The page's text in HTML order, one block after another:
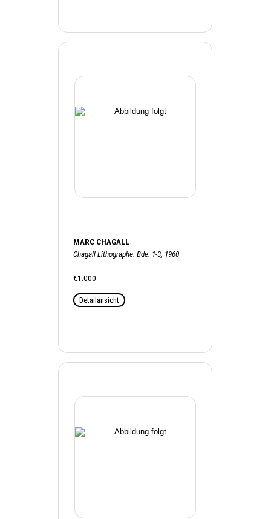
MARC CHAGALL
Chagall Lithographe. Bde. 1-3, 1960
€1.000
Detailansicht